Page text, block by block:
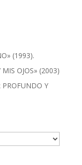
(1993).
MIS OJOS» (2003)
PROFUNDO Y